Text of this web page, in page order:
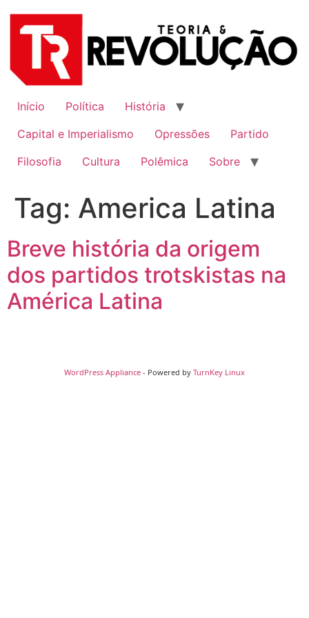
para
Início Política
História
Capital e Imperialismo
Opressões
Partido
Filosofia
Cultura Polêmica Sobre
Tag: America Latina
Breve história da origem
dos partidos trotskistas na
América Latina
WordPress Appliance - Powered by TurnKey Linux